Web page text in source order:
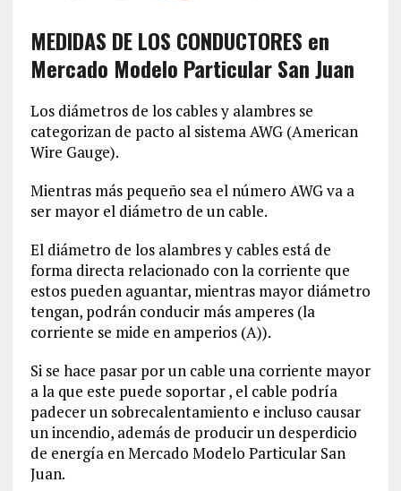
MEDIDAS DE LOS CONDUCTORES en
Mercado Modelo Particular San Juan
Los diámetros de los cables y alambres se
categorizan de pacto al sistema AWG (American
Wire Gauge).
Mientras más pequeño sea el número AWG va a
ser mayor el diámetro de un cable.
El diámetro de los alambres y cables está de
forma directa relacionado con la corriente que
estos pueden aguantar, mientras mayor diámetro
tengan, podrán conducir más amperes (la
corriente se mide en amperios (A)).
Si se hace pasar por un cable una corriente mayor
a la que este puede soportar , el cable podría
padecer un sobrecalentamiento e incluso causar
un incendio, además de producir un desperdicio
de energía en Mercado Modelo Particular San
Juan.